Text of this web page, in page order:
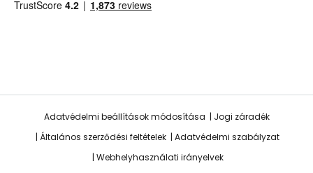
Adatvédelmi beállítások módosítása
Jogi záradék
Általános szerződési feltételek
Adatvédelmi szabályzat
Webhelyhasználati irányelvek